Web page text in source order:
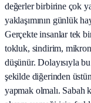
değerler birbirine çok
yaklaşımının günlük
Gerçekte insanlar tek
tokluk, sindirim,
düşünür. Dolayısıyla
şekilde diğerinden
yapmak olmalı. Sabah